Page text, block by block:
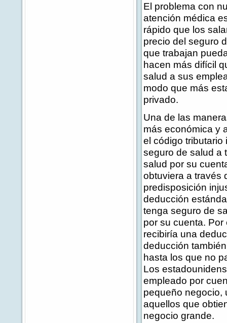
El problema con
atención médica
rápido que los
precio del seguro
que trabajan
hacen más difícil
salud a sus
modo que más
privado.
Una de las
más económica y
el código
seguro de salud a
salud por su
obtuviera a través
predisposición
deducción
tenga seguro de
por su cuenta.
recibiría una
deducción
hasta los que no
Los
empleado por
pequeño negocio,
aquellos que
negocio grande.